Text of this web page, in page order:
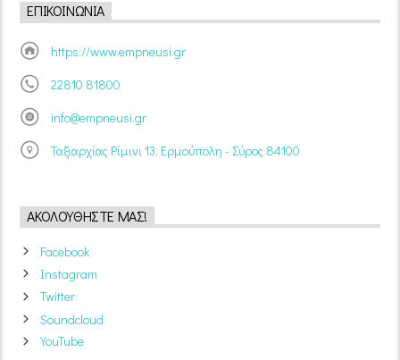
ΕΠΙΚΟΙΝΩΝΊΑ
https://www.empneusi.gr
22810 81800
info@empneusi.gr
Ταξιαρχίας Ρίμινι 13, Ερμούπολη - Σύρος 84100
ΑΚΟΛΟΥΘΉΣΤΕ ΜΑΣ!
Facebook
Instagram
Twitter
Soundcloud
YouTube